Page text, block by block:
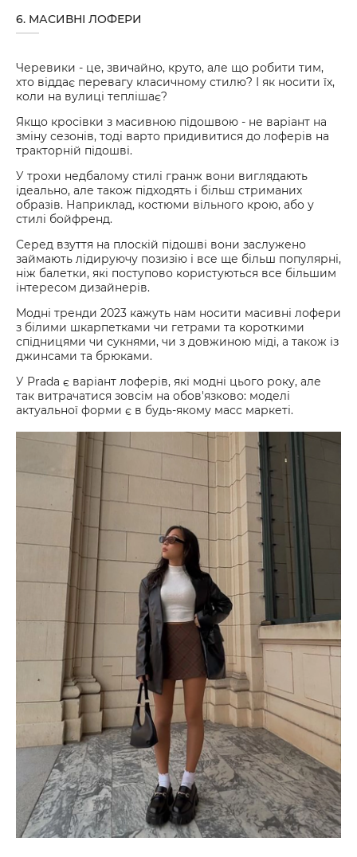
6. МАСИВНІ ЛОФЕРИ
Черевики - це, звичайно, круто, але що робити тим,
хто віддає перевагу класичному стилю? І як носити їх,
коли на вулиці теплішає?
Якщо кросівки з масивною підошвою - не варіант на
зміну сезонів, тоді варто придивитися до лоферів на
тракторній підошві.
У трохи недбалому стилі гранж вони виглядають
ідеально, але також підходять і більш стриманих
образів. Наприклад, костюми вільного крою, або у
стилі бойфренд.
Серед взуття на плоскій підошві вони заслужено
займають лідируючу позизію і все ще більш популярні,
ніж балетки, які поступово користуються все більшим
інтересом дизайнерів.
Модні тренди 2023 кажуть нам носити масивні лофери
з білими шкарпетками чи гетрами та короткими
спідницями чи сукнями, чи з довжиною міді, а також із
джинсами та брюками.
У Prada є варіант лоферів, які модні цього року, але
так витрачатися зовсім на обов'язково: моделі
актуальної форми є в будь-якому масс маркеті.